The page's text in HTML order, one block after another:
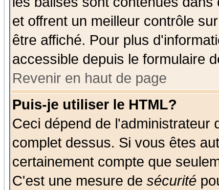
et offrent un meilleur contrôle
être affiché. Pour plus
accessible depuis le formulaire
Revenir en haut de page
Puis-je utiliser le HTML?
Ceci dépend de l'administrateur
complet dessus. Si vous êtes
certainement compte que
C'est une mesure de sécurité